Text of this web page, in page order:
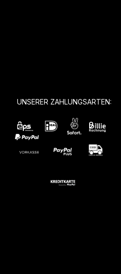
UNSERER ZAHLUNGSARTEN: